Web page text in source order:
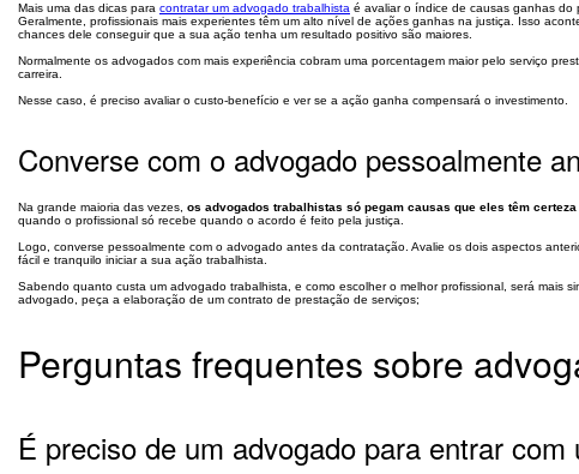
Mais uma das dicas para contratar um advogado trabalhista é avaliar o índice de causas ganhas do
Geralmente, profissionais mais experientes têm um alto nível de ações ganhas na justiça. Isso
chances dele conseguir que a sua ação tenha um resultado positivo são maiores.
Normalmente os advogados com mais experiência cobram uma porcentagem maior pelo serviço
carreira.
Nesse caso, é preciso avaliar o custo-benefício e ver se a ação ganha compensará o investimento.
Converse com o advogado pessoalmente
Na grande maioria das vezes, os advogados trabalhistas só pegam causas que eles têm
quando o profissional só recebe quando o acordo é feito pela justiça.
Logo, converse pessoalmente com o advogado antes da contratação. Avalie os dois aspectos
fácil e tranquilo iniciar a sua ação trabalhista.
Sabendo quanto custa um advogado trabalhista, e como escolher o melhor profissional, será mais
advogado, peça a elaboração de um contrato de prestação de serviços;
Perguntas frequentes sobre
É preciso de um advogado para entrar